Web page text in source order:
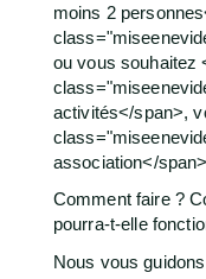
moins 2
ou vous souhaitez
activités</span>,
association</
Comment faire ?
pourra-t-elle
Nous vous